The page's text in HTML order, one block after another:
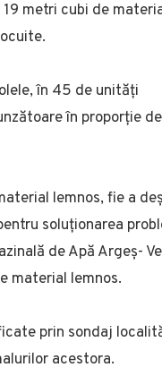
metri cubi de
în 45 de unități
în proporție
lemnos, fie a
soluționarea
de Apă Argeș-
material lemnos.
prin sondaj
acestora.